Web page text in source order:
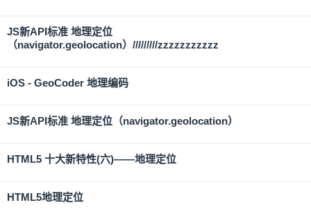
JS新API标准 地理定位
（navigator.geolocation）/////////zzzzzzzzzzz
iOS - GeoCoder 地理编码
JS新API标准 地理定位（navigator.geolocation）
HTML5 十大新特性(六)——地理定位
HTML5地理定位